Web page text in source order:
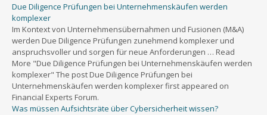
Due Diligence Prüfungen bei Unternehmenskäufen werden
komplexer
Im Kontext von Unternehmensübernahmen und Fusionen (M&A)
werden Due Diligence Prüfungen zunehmend komplexer und
anspruchsvoller und sorgen für neue Anforderungen … Read
More "Due Diligence Prüfungen bei Unternehmenskäufen werden
komplexer" The post Due Diligence Prüfungen bei
Unternehmenskäufen werden komplexer first appeared on
Financial Experts Forum.
Was müssen Aufsichtsräte über Cybersicherheit wissen?